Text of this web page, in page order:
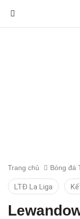
Trang chủ Bóng đá
LTĐ La Liga